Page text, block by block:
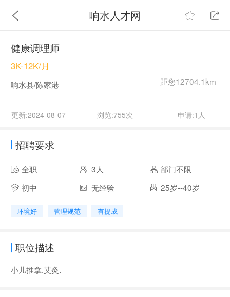
响水人才网
健康调理师
距您12704.1km
3K-12K/月
响水县/陈家港
更新:2024-08-07 浏览:755次 申请:1人
招聘要求
全职 3人
部门不限
初中
无经验 25岁--40岁
环境好 管理规范 有提成
职位描述
小儿推拿.艾灸.